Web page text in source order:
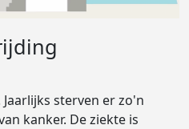
sterven er zo'n
kanker. De ziekte is